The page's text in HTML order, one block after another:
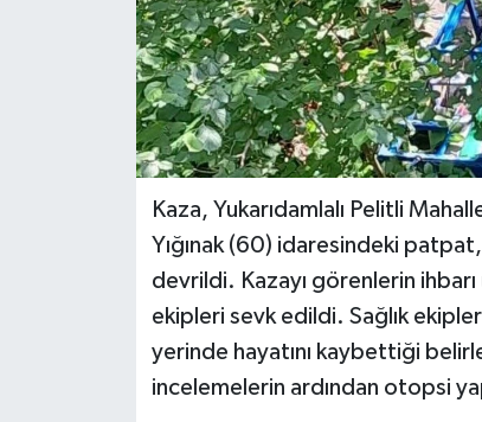
Kaza, Yukarıdamlalı Pelitli
Yığınak (60) idaresindeki
devrildi. Kazayı görenlerin
ekipleri sevk edildi. Sağlık
yerinde hayatını kaybettiği
incelemelerin ardından otopsi